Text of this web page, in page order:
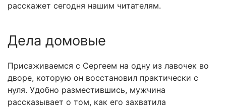
расскажет сегодня нашим читателям.
Дела домовые
Присаживаемся с Сергеем на одну из лавочек во
дворе, которую он восстановил практически с
нуля. Удобно разместившись, мужчина
рассказывает о том, как его захватила